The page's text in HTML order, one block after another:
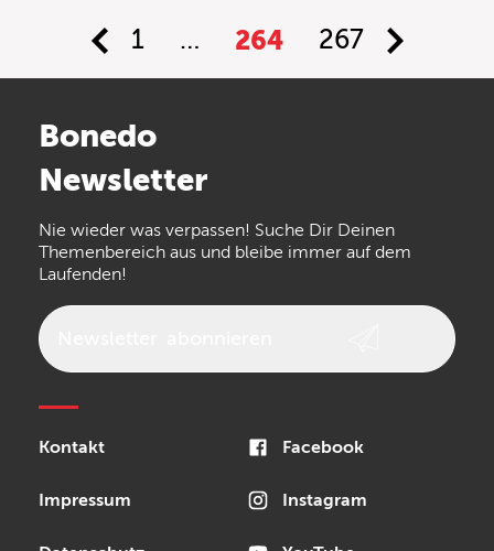
1 … 264 267
Bonedo
Newsletter
Nie wieder was verpassen! Suche Dir Deinen
Themenbereich aus und bleibe immer auf dem
Laufenden!
Kontakt
Impressum
Facebook
Instagram